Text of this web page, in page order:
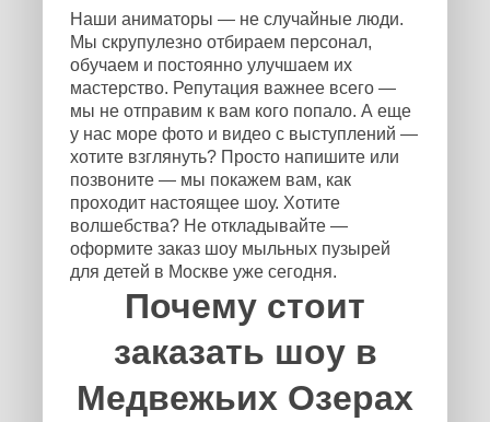
Наши аниматоры — не случайные люди.
Мы скрупулезно отбираем персонал,
обучаем и постоянно улучшаем их
мастерство. Репутация важнее всего —
мы не отправим к вам кого попало. А еще
у нас море фото и видео с выступлений —
хотите взглянуть? Просто напишите или
позвоните — мы покажем вам, как
проходит настоящее шоу. Хотите
волшебства? Не откладывайте —
оформите заказ шоу мыльных пузырей
для детей в Москве уже сегодня.
Почему стоит
заказать шоу в
Медвежьих Озерах